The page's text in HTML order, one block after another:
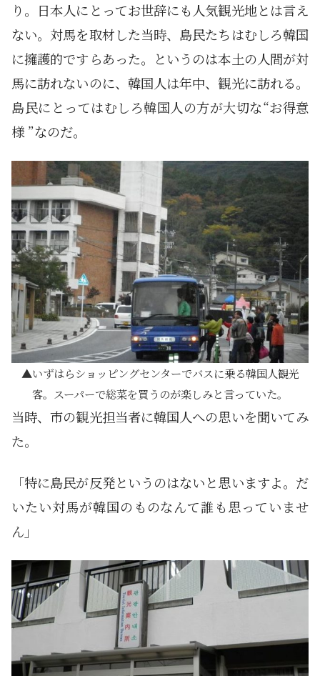
り。日本人にとってお世辞にも人気観光地とは言え
ない。対馬を取材した当時、島民たちはむしろ韓国
に擁護的ですらあった。というのは本土の人間が対
馬に訪れないのに、韓国人は年中、観光に訪れる。
島民にとってはむしろ韓国人の方が大切な“お得意
様 ”なのだ。
いずはらショッピングセンターでバスに乗る韓国人観光
客。スーパーで総菜を買うのが楽しみと言っていた。
当時、市の観光担当者に韓国人への思いを聞いてみ
た。
「特に島民が反発というのはないと思いますよ。だ
いたい対馬が韓国のものなんて誰も思っていませ
ん」